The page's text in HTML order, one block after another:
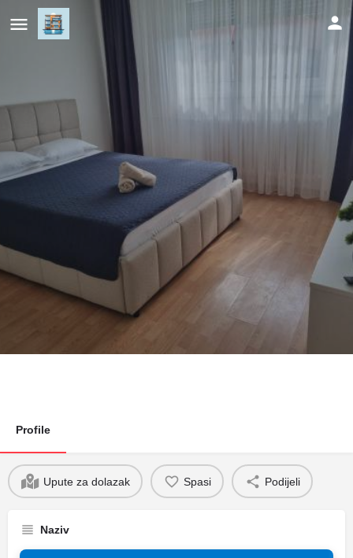
Apartman Milica 1
Profile
Upute za dolazak Spasi Podijeli
Naziv